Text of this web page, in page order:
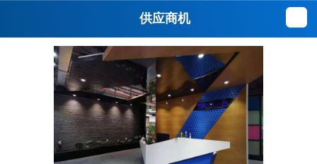
供应商机